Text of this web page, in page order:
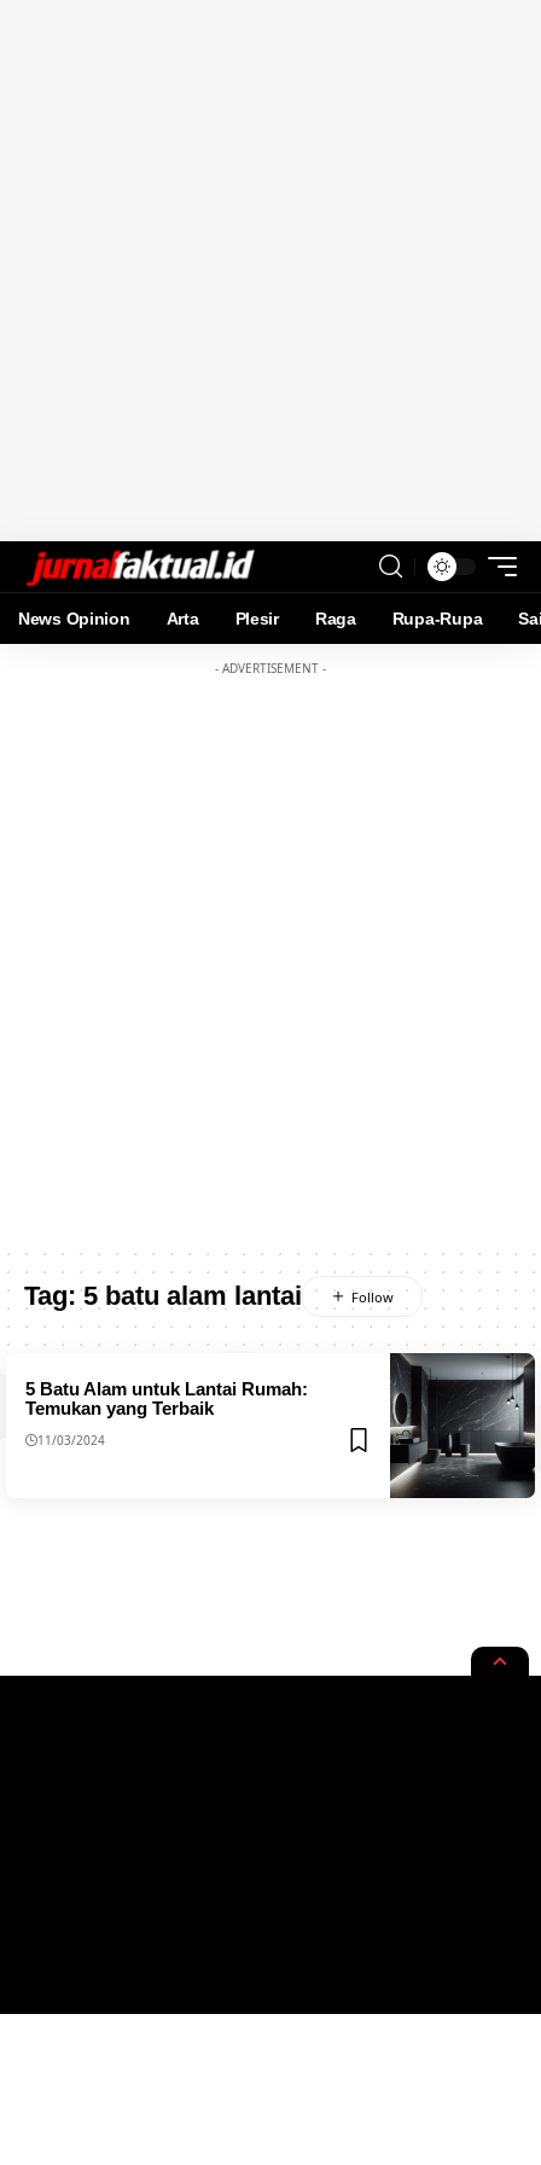
News Opinion Arta Plesir Raga Rupa-Rupa
- ADVERTISEMENT -
Tag:5 batu alam lantai
5 Batu Alam untuk Lantai Rumah:
Temukan yang Terbaik
11/03/2024